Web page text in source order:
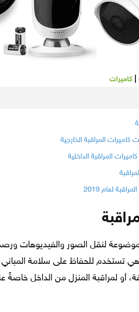
كاميرات
المراقبة الخارجية
المراقبة الداخلية
لعام 2019
لنقل الصور والفيديوهات
وهي تستخدم للحفاظ على سلامة
أو لمراقبة المنزل من الداخل خاصةً